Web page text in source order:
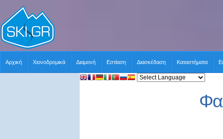
Αρχική Χιονοδρομικά Διαμονή Εστίαση Διασκέδαση Καταστήματα